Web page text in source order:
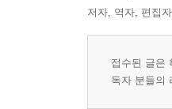
저자, 역자, 편집
접수된 글은
독자 분들의